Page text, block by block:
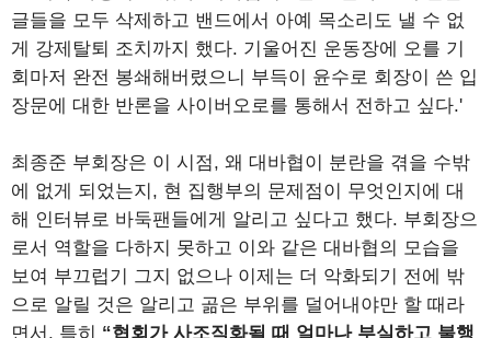
글들을 모두 삭제하고 밴드에서 아예 목소리도 낼 수 없
게 강제탈퇴 조치까지 했다. 기울어진 운동장에 오를 기
회마저 완전 봉쇄해버렸으니 부득이 윤수로 회장이 쓴 입
장문에 대한 반론을 사이버오로를 통해서 전하고 싶다.'
최종준 부회장은 이 시점, 왜 대바협이 분란을 겪을 수밖
에 없게 되었는지, 현 집행부의 문제점이 무엇인지에 대
해 인터뷰로 바둑팬들에게 알리고 싶다고 했다. 부회장으
로서 역할을 다하지 못하고 이와 같은 대바협의 모습을
보여 부끄럽기 그지 없으나 이제는 더 악화되기 전에 밖
으로 알릴 것은 알리고 곪은 부위를 덜어내야만 할 때라
면서, 특히 “협회가 사조직화될 때 얼마나 부실하고 불행